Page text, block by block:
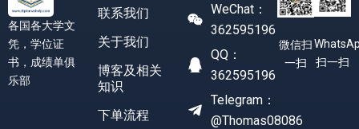
各国各大学文
凭，学位证
书，成绩单俱
乐部
联系我们
关于我们
博客及相关
知识
下单流程
WeChat：
362595196
QQ：
362595196
Telegram：
@Thomas08086
微信扫
一扫
扫一扫